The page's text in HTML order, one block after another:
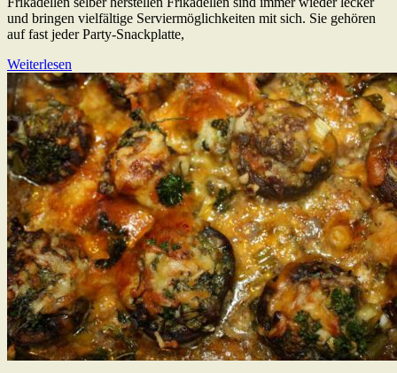
und bringen vielfältige Serviermöglichkeiten mit sich. Sie gehören
auf fast jeder Party-Snackplatte,
Weiterlesen